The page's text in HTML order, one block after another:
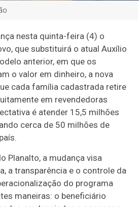
nesta quinta-feira (4) o
que substituirá o atual Auxílio
anterior, em que os
o valor em dinheiro, a nova
cada família cadastrada retire
em revendedoras
é atender 15,5 milhões
cerca de 50 milhões de
Planalto, a mudança visa
a transparência e o controle da
do programa
maneiras: o beneficiário